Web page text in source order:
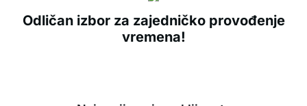
Odličan izbor za zajedničko provođenje
vremena!